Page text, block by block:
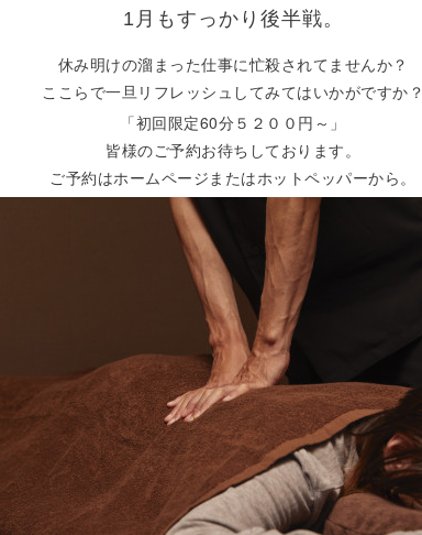
1月もすっかり後半戦。
休み明けの溜まった仕事に忙殺されてませんか？
ここらで一旦リフレッシュしてみてはいかがですか？
「初回限定60分５２００円～」
皆様のご予約お待ちしております。
ご予約はホームページまたはホットペッパーから。